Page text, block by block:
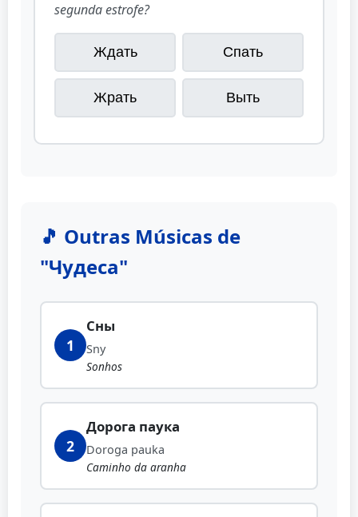
segunda estrofe?
Ждать Спать
Жрать Выть
🎵 Outras Músicas de
"Чудеса"
1
Сны
Sny
Sonhos
2
Дорога паука
Doroga pauka
Caminho da aranha